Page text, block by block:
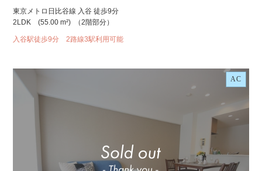
東京メトロ日比谷線 入谷 徒歩9分
2LDK
(55.00 m²) （2階部分）
入谷駅徒歩9分 2路線3駅利用可能
AC